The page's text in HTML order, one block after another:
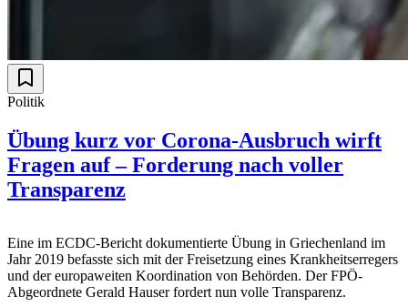
Politik
Übung kurz vor Corona-Ausbruch wirft
Fragen auf – Forderung nach voller
Transparenz
Eine im ECDC-Bericht dokumentierte Übung in Griechenland im
Jahr 2019 befasste sich mit der Freisetzung eines Krankheitserregers
und der europaweiten Koordination von Behörden. Der FPÖ-
Abgeordnete Gerald Hauser fordert nun volle Transparenz.